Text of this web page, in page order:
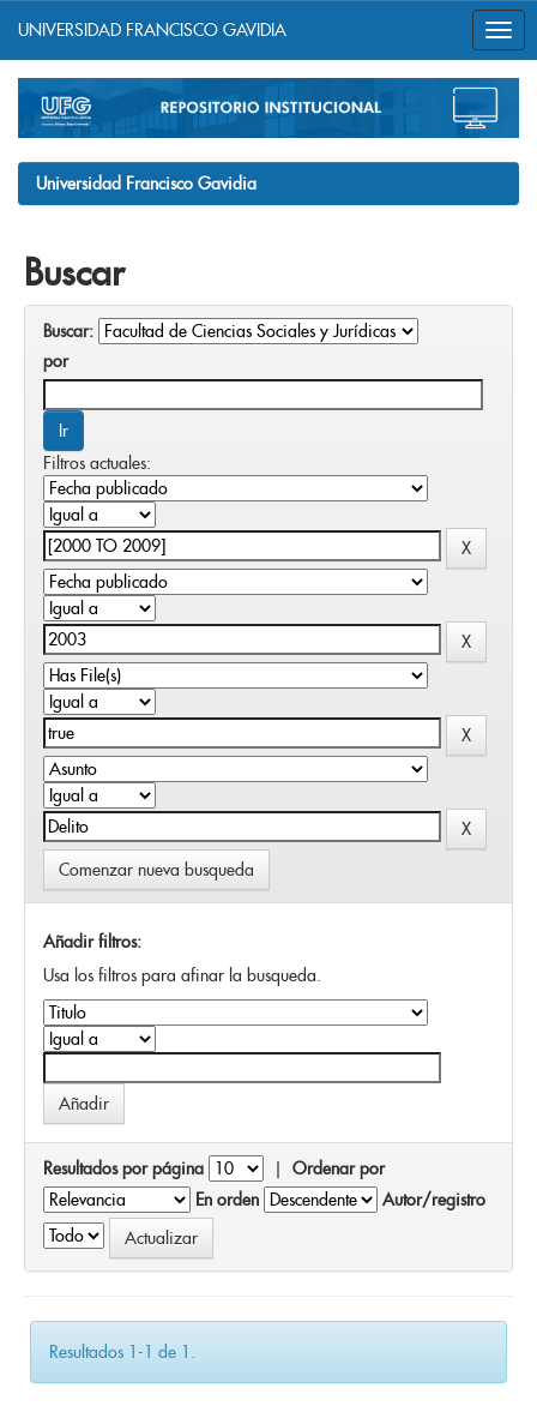
navigation
UNIVERSIDAD FRANCISCO GAVIDIA
Universidad Francisco Gavidia
Buscar
Buscar:
por
Filtros actuales:
Comenzar nueva busqueda
Añadir filtros:
Usa los filtros para afinar la busqueda.
Resultados por página | Ordenar por
En orden
Autor/registro
Resultados 1-1 de 1.